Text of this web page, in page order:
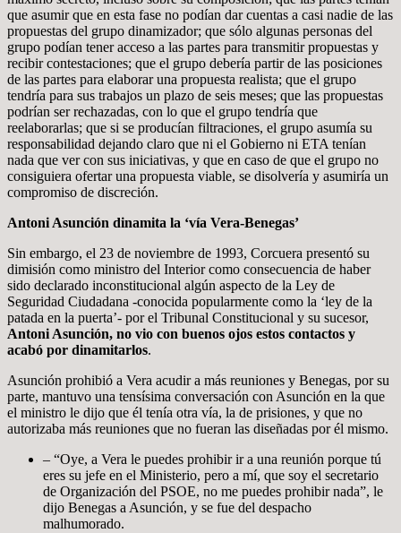
que asumir que en esta fase no podían dar cuentas a casi nadie de las
propuestas del grupo dinamizador; que sólo algunas personas del
grupo podían tener acceso a las partes para transmitir propuestas y
recibir contestaciones; que el grupo debería partir de las posiciones
de las partes para elaborar una propuesta realista; que el grupo
tendría para sus trabajos un plazo de seis meses; que las propuestas
podrían ser rechazadas, con lo que el grupo tendría que
reelaborarlas; que si se producían filtraciones, el grupo asumía su
responsabilidad dejando claro que ni el Gobierno ni ETA tenían
nada que ver con sus iniciativas, y que en caso de que el grupo no
consiguiera ofertar una propuesta viable, se disolvería y asumiría un
compromiso de discreción.
Antoni Asunción dinamita la ‘vía Vera-Benegas’
Sin embargo, el 23 de noviembre de 1993, Corcuera presentó su
dimisión como ministro del Interior como consecuencia de haber
sido declarado inconstitucional algún aspecto de la Ley de
Seguridad Ciudadana -conocida popularmente como la ‘ley de la
patada en la puerta’- por el Tribunal Constitucional y su sucesor,
Antoni Asunción, no vio con buenos ojos estos contactos y
acabó por dinamitarlos.
Asunción prohibió a Vera acudir a más reuniones y Benegas, por su
parte, mantuvo una tensísima conversación con Asunción en la que
el ministro le dijo que él tenía otra vía, la de prisiones, y que no
autorizaba más reuniones que no fueran las diseñadas por él mismo.
– “Oye, a Vera le puedes prohibir ir a una reunión porque tú
eres su jefe en el Ministerio, pero a mí, que soy el secretario
de Organización del PSOE, no me puedes prohibir nada”, le
dijo Benegas a Asunción, y se fue del despacho
malhumorado.